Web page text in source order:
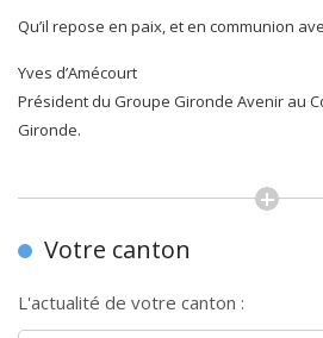
Qu’il repose en paix, et en communion
Yves d’Amécourt
Président du Groupe Gironde Avenir au
Gironde.
Votre canton
L'actualité de votre canton :